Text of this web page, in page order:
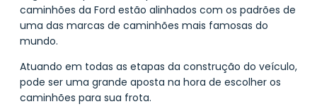
caminhões da Ford estão alinhados com os padrões de
uma das marcas de caminhões mais famosas do
mundo.
Atuando em todas as etapas da construção do veículo,
pode ser uma grande aposta na hora de escolher os
caminhões para sua frota.